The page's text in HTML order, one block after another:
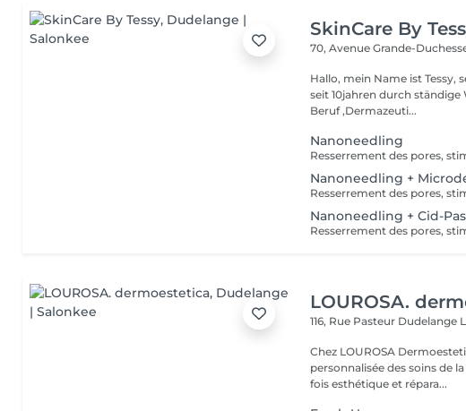
SkinCare By
70, Avenue Grande-
Hallo, mein Name ist Tessy,
seit 10jahren durch
Beruf ,Dermazeuti...
Nanoneedling
Nanoneedling +
Nanoneedling + Cid-
LOUROSA.
116, Rue Pasteur Dudelange
Chez LOUROSA
personnalisée des soins de
fois esthétique et répara...